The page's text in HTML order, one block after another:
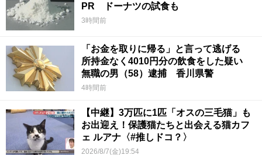
PR ドーナツの試食も
3時間前
「お金を取りに帰る」と言って逃げる
所持金なく4010円分の飲食をした疑い
無職の男（58）逮捕 香川県警
4時間前
【中継】3万匹に1匹「オスの三毛猫」も
お出迎え！保護猫たちと出会える猫カフ
ェ ルアナ〈#推しドコ？〉
2026/8/7(金)19:54